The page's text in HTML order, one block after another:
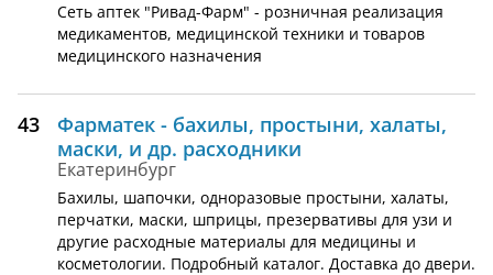
Сеть аптек "Ривад-Фарм" - розничная реализация
медикаментов, медицинской техники и товаров
медицинского назначения
43
Фарматек - бахилы, простыни, халаты,
маски, и др. расходники
Екатеринбург
Бахилы, шапочки, одноразовые простыни, халаты,
перчатки, маски, шприцы, презервативы для узи и
другие расходные материалы для медицины и
косметологии. Подробный каталог. Доставка до двери.